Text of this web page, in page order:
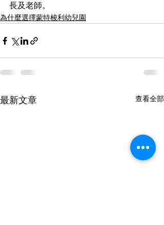
長及老師。
為什麼選擇蒙特梭利幼兒園
最新文章 查看全部